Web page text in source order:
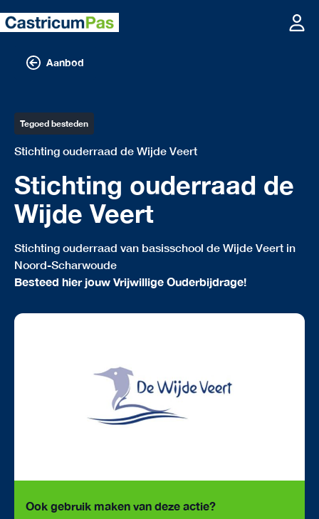
Aanbod
Tegoed besteden
Stichting ouderraad de Wijde Veert
Stichting ouderraad de
Wijde Veert
Stichting ouderraad van basisschool de Wijde Veert in
Noord-Scharwoude
Besteed hier jouw Vrijwillige Ouderbijdrage!
Ook gebruik maken van deze actie?